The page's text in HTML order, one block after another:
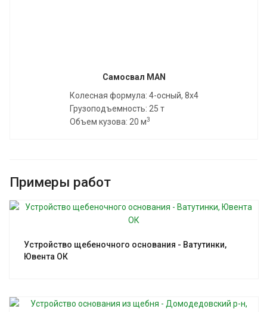
Самосвал MAN
Колесная формула: 4-осный, 8x4
Грузоподъемность: 25 т
Объем кузова: 20 м3
Примеры работ
Смотреть проект
Устройство щебеночного основания - Ватутинки,
Ювента ОК